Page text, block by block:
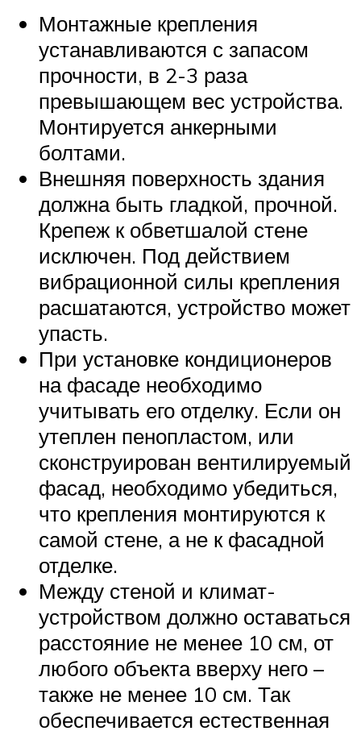
Монтажные крепления
устанавливаются с запасом
прочности, в 2-3 раза
превышающем вес устройства.
Монтируется анкерными
болтами.
Внешняя поверхность здания
должна быть гладкой, прочной.
Крепеж к обветшалой стене
исключен. Под действием
вибрационной силы крепления
расшатаются, устройство может
упасть.
При установке кондиционеров
на фасаде необходимо
учитывать его отделку. Если он
утеплен пенопластом, или
сконструирован вентилируемый
фасад, необходимо убедиться,
что крепления монтируются к
самой стене, а не к фасадной
отделке.
Между стеной и климат-
устройством должно оставаться
расстояние не менее 10 см, от
любого объекта вверху него –
также не менее 10 см. Так
обеспечивается естественная